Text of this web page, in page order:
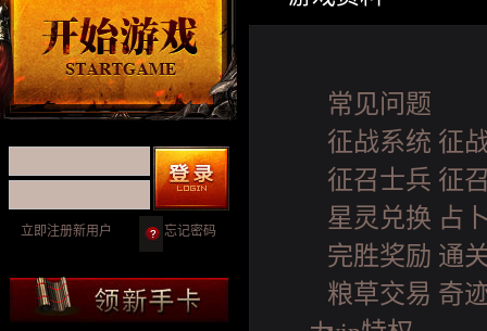
忘记密码
立即注册新用户
常见问题
征战系统 征
征召士兵 征
星灵兑换 占
完胜奖励 通
粮草交易 奇